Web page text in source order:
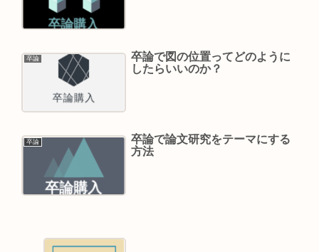
卒論
卒論で図の位置ってどのように
したらいいのか？
卒論
卒論で論文研究をテーマにする
方法